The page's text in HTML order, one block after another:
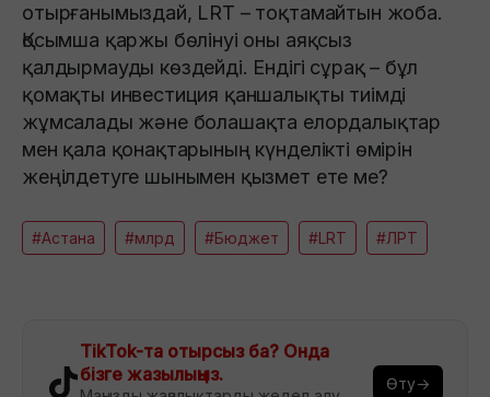
отырғанымыздай, LRT – тоқтамайтын жоба.
Қосымша қаржы бөлінуі оны аяқсыз
қалдырмауды көздейді. Ендігі сұрақ – бұл
қомақты инвестиция қаншалықты тиімді
жұмсалады және болашақта елордалықтар
мен қала қонақтарының күнделікті өмірін
жеңілдетуге шынымен қызмет ете ме?
#Астана #млрд #Бюджет #LRT #ЛРТ
TikTok-та отырсыз ба? Онда
бізге жазылыңыз.
Өту→